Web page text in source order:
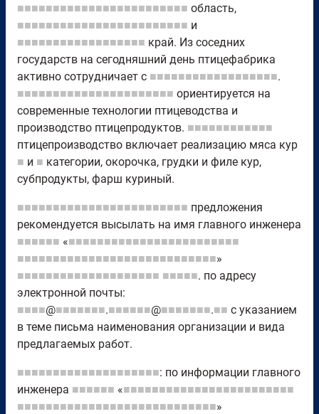
■■■■■■■■■■■■■■■■■■■■■■■■ область,
■■■■■■■■■■■■■■■■■■■■■■■■ и
■■■■■■■■■■■■■■■■■■ край. Из соседних
государств на сегодняшний день птицефабрика
активно сотрудничает с ■■■■■■■■■■■■■■■■■■.
■■■■■■■■■■■■■■■■■■■■■■ ориентируется на
современные технологии птицеводства и
производство птицепродуктов. ■■■■■■■■■■■■
птицепроизводство включает реализацию мяса кур
■ и ■ категории, окорочка, грудки и филе кур,
субпродукты, фарш куриный.
■■■■■■■■■■■■■■■■■■■■■■■■ предложения
рекомендуется высылать на имя главного инженера
■■■■■■ «■■■■■■■■■■■■■■■■■■■■■■■■
■■■■■■■■■■■■■■■■■■■■■■■■■■■■»
■■■■■■■■■■■■■■■■■■■■ ■■■■■. по адресу
электронной почты:
■■■■@■■■■■■■.■■■■■■@■■■■■■■.■■ с указанием
в теме письма наименования организации и вида
предлагаемых работ.
■■■■■■■■■■■■■■■■■■■■: по информации главного
инженера ■■■■■■ «■■■■■■■■■■■■■■■■■■■■■■■■
■■■■■■■■■■■■■■■■■■■■■■■■■■■■»